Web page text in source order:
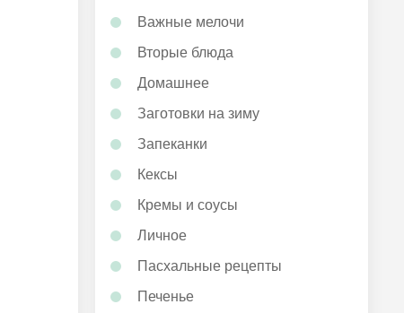
Важные мелочи
Вторые блюда
Домашнее
Заготовки на зиму
Запеканки
Кексы
Кремы и соусы
Личное
Пасхальные рецепты
Печенье